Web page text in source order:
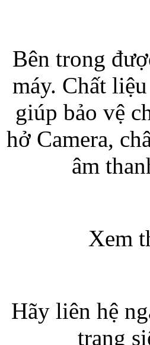
Bên trong
máy. Chất
giúp bảo vệ
hở Camera,
âm
Xem
Hãy liên hệ
trang